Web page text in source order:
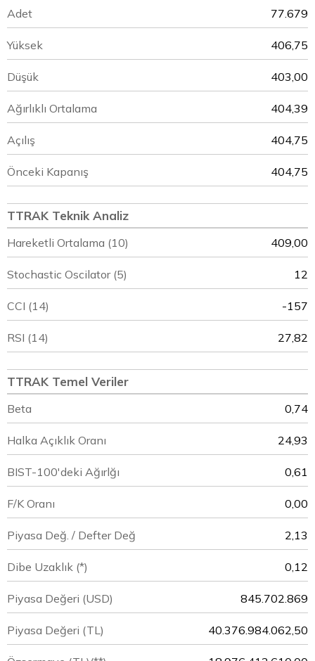
Adet 77.679
Yüksek 406,75
Düşük 403,00
Ağırlıklı Ortalama 404,39
Açılış 404,75
Önceki Kapanış 404,75
TTRAK Teknik Analiz
Hareketli Ortalama (10) 409,00
Stochastic Oscilator (5) 12
CCI (14) -157
RSI (14) 27,82
TTRAK Temel Veriler
Beta 0,74
Halka Açıklık Oranı 24,93
BIST-100'deki Ağırlğı 0,61
F/K Oranı 0,00
Piyasa Değ. / Defter Değ 2,13
Dibe Uzaklık (*) 0,12
Piyasa Değeri (USD) 845.702.869
Piyasa Değeri (TL) 40.376.984.062,50